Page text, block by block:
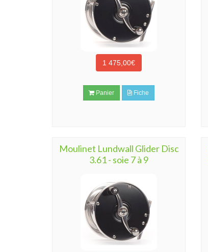
1 475,00€
Panier Fiche
Moulinet Lundwall Glider Disc
3.61 - soie 7 à 9